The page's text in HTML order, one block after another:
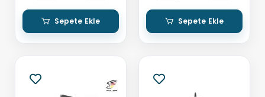
Sepete Ekle Sepete Ekle